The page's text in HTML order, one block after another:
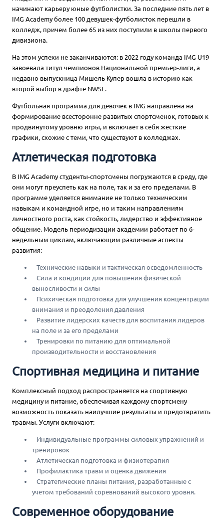
начинают карьеру юные футболистки. За последние пять лет в
IMG Academy более 100 девушек-футболисток перешли в
колледж, причем более 65 из них поступили в школы первого
дивизиона.
На этом успехи не заканчиваются: в 2022 году команда IMG U19
завоевала титул чемпионов Национальной премьер-лиги, а
недавно выпускница Мишель Купер вошла в историю как
второй выбор в драфте NWSL.
Футбольная программа для девочек в IMG направлена на
формирование всесторонне развитых спортсменок, готовых к
продвинутому уровню игры, и включает в себя жесткие
графики, схожие с теми, что существуют в колледжах.
Атлетическая подготовка
В IMG Academy студенты-спортсмены погружаются в среду, где
они могут преуспеть как на поле, так и за его пределами. В
программе уделяется внимание не только техническим
навыкам и командной игре, но и таким направлениям
личностного роста, как стойкость, лидерство и эффективное
общение. Модель периодизации академии работает по 6-
недельным циклам, включающим различные аспекты
развития:
Технические навыки и тактическая осведомленность
Сила и кондиции для повышения физической
выносливости и силы
Психическая подготовка для улучшения концентрации
внимания и преодоления давления
Развитие лидерских качеств для воспитания лидеров
на поле и за его пределами
Тренировки по питанию для оптимальной
производительности и восстановления
Спортивная медицина и питание
Комплексный подход распространяется на спортивную
медицину и питание, обеспечивая каждому спортсмену
возможность показать наилучшие результаты и предотвратить
травмы. Услуги включают:
Индивидуальные программы силовых упражнений и
тренировок
Атлетическая подготовка и физиотерапия
Профилактика травм и оценка движения
Стратегические планы питания, разработанные с
учетом требований соревнований высокого уровня.
Современное оборудование